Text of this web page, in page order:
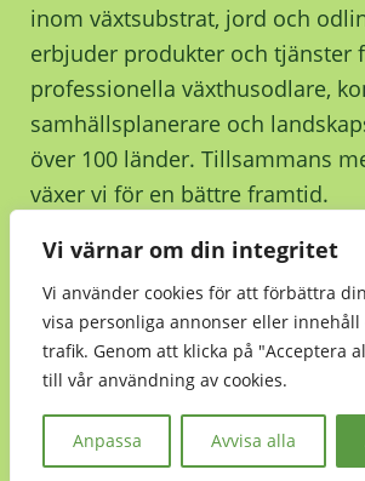
Vi värnar om din integritet
Vi använder cookies för att förbättra
visa personliga annonser eller innehåll
trafik. Genom att klicka på "Acceptera
till vår användning av cookies.
Anpassa Avvisa alla
inom växtsubstrat, jord och
erbjuder produkter och tjänster
professionella växthusodlare,
samhällsplanerare och
över 100 länder. Tillsammans
växer vi för en bättre framtid.
Kontakta oss
Hållbarhet•
BVB Retail